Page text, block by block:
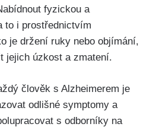
fyzickou a
to i prostřednictvím
je držení ruky nebo objímání,
jejich úzkost a zmatení.
člověk s Alzheimerem je
odlišné symptomy a
s odborníky na